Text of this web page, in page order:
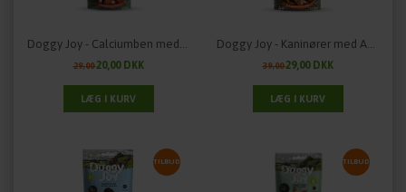
Doggy Joy - Calciumben med andekød
29,0020,00 DKK
Doggy Joy - Kaninører med And
39,0029,00 DKK
TILBUD TILBUD